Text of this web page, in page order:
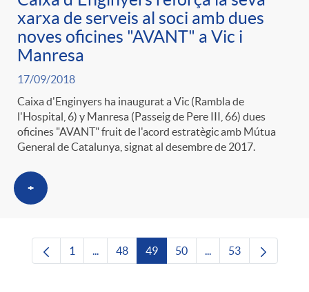
xarxa de serveis al soci amb dues
noves oficines "AVANT" a Vic i
Manresa
17/09/2018
Caixa d'Enginyers ha inaugurat a Vic (Rambla de
l'Hospital, 6) y Manresa (Passeig de Pere III, 66) dues
oficines "AVANT" fruit de l'acord estratègic amb Mútua
General de Catalunya, signat al desembre de 2017.
+
Pàgina
1 ...Pàgines intermèdies Utilitzeu TAB per
Pàgina
48 Pàgina
49 Pàgina
50 ...Pàgines intermèdies
Pàgina
53